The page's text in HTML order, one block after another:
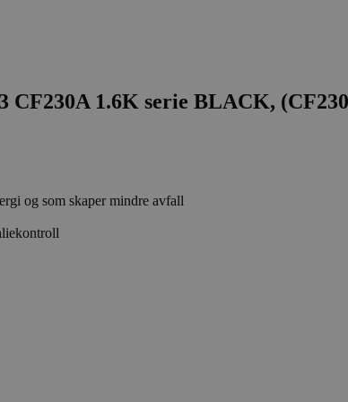
CF230A 1.6K serie BLACK,
og som skaper mindre avfall